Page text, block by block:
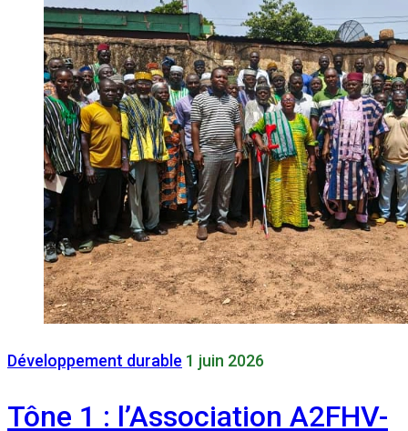
Développement durable 1 juin 2026
Tône 1 : l’Association A2FHV-